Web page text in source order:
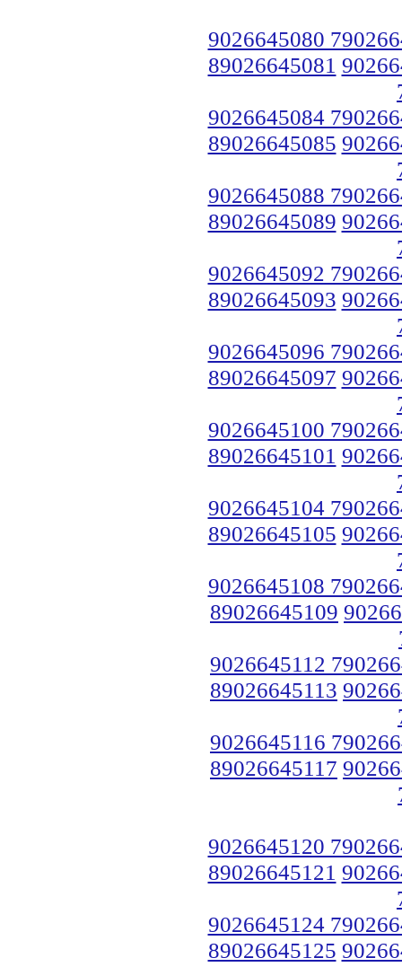
9026645080
89026645081
9026645084
89026645085
9026645088
89026645089
9026645092
89026645093
9026645096
89026645097
9026645100
89026645101
9026645104
89026645105
9026645108
89026645109
9026645112
89026645113
9026645116
89026645117
9026645120
89026645121
9026645124
89026645125